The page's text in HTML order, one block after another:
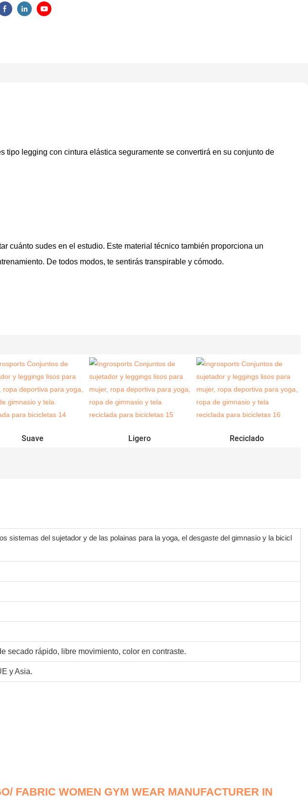
legging con cintura elástica seguramente se convertirá en su conjunto de
cuánto sudes en el estudio. Este material técnico también proporciona un
De todos modos, te sentirás transpirable y cómodo.
Suave Ligero Reciclado
sistemas del sujetador y de las polainas para la yoga, el desgaste del gimnasio y la bicicl
secado rápido, libre movimiento, color en contraste.
y Asia.
FABRIC WOMEN GYM WEAR MANUFACTURER IN